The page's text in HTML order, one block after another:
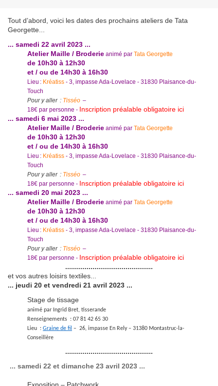
Tout d’abord, voici les dates des prochains ateliers de Tata
Georgette...
... samedi 22 avril 2023 ...
Atelier Maille / Broderie animé par Tata Georgette
de 10h30 à 12h30
et / ou de 14h30 à 16h30
Lieu : Kréatiss - 3, impasse Ada-Lovelace - 31830 Plaisance-du-
Touch
Pour y aller : Tisséo –
18€ par personne - Inscription préalable obligatoire ici
... samedi 6 mai 2023 ...
Atelier Maille / Broderie animé par Tata Georgette
de 10h30 à 12h30
et / ou de 14h30 à 16h30
Lieu : Kréatiss - 3, impasse Ada-Lovelace - 31830 Plaisance-du-
Touch
Pour y aller : Tisséo –
18€ par personne - Inscription préalable obligatoire ici
... samedi 20 mai 2023 ...
Atelier Maille / Broderie animé par Tata Georgette
de 10h30 à 12h30
et / ou de 14h30 à 16h30
Lieu : Kréatiss - 3, impasse Ada-Lovelace - 31830 Plaisance-du-
Touch
Pour y aller : Tisséo –
18€ par personne - Inscription préalable obligatoire ici
.............................................
et vos autres loisirs textiles...
... jeudi 20 et vendredi 21 avril 2023 ...
Stage de tissage
animé par Ingrid Bret, tisserande
Renseignements : 07 81 42 65 30
Lieu : Graine de fil – 26, impasse En Rely – 31380 Montastruc-la-
Conseillère
.............................................
... samedi 22 et dimanche 23 avril 2023 ...